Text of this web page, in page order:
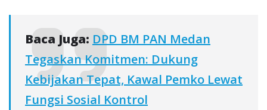
Baca Juga: DPD BM PAN Medan
Tegaskan Komitmen: Dukung
Kebijakan Tepat, Kawal Pemko Lewat
Fungsi Sosial Kontrol